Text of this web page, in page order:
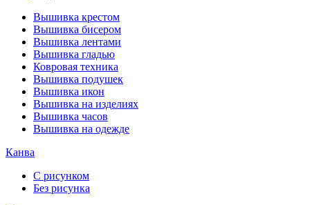
Вышивка крестом
Вышивка бисером
Вышивка лентами
Вышивка гладью
Ковровая техника
Вышивка подушек
Вышивка икон
Вышивка на изделиях
Вышивка часов
Вышивка на одежде
Канва
С рисунком
Без рисунка